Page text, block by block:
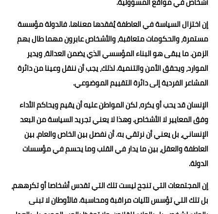
إن اختزال السياسة في العاطفة يُفقدها معناها. فالدولة مؤسسة
مستمرة، والحكومات متعاقبة، والأشخاص عابرون مهما طال بهم
الزمن. ما يبقى هو البناء المؤسسي الذي يضمن العدالة، ويدير
الموارد، ويحقق الأمن والتنمية. لذلك، يجب أن ننقل وعينا من دائرة
المشاعر الفردية إلى دائرة التقييم الموضوعي.
الإنسان قد يحب أو يكره، لكن المواطن عليه أن يقيم ويحاكم الأداء
وفق المعايير لا الأشخاص. وهذا لا يعني تجريد السياسة من البعد
الإنساني، بل يعني أن نرتقي به. أن نفصل بين الخاص والعام، بين
العاطفة والعقل، بين ما يدار في القلب وما يحسم في مؤسسات
الدولة.
إن المجتمعات التي تنجح ليست تلك التي تقدس أشخاصا أو تكرههم،
بل تلك التي تؤسس لآليات مراقبة ومحاسبة. فالأوطان لا تبنى